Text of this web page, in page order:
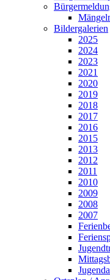
Bildergalerien
2025
2024
2023
2021
2020
2019
2018
2017
2016
2015
2013
2012
2011
2010
2009
2008
2007